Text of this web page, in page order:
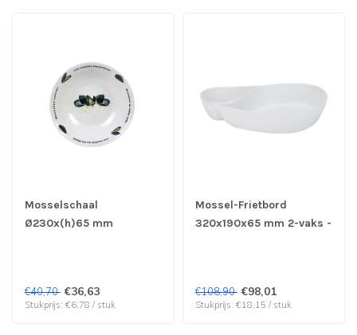
Mosselschaal
Ø230x(h)65 mm
€40,70 €36,63
Stukprijs: €6,78 / stuk
Mossel-Frietbord
320x190x65 mm 2-vaks -
€108,90 €98,01
Stukprijs: €18,15 / stuk